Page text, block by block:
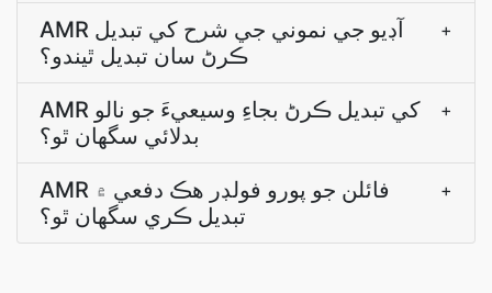
AMR آڊيو جي نموني جي شرح کي تبديل
ڪرڻ سان تبديل ٿيندو؟
+
AMR کي تبديل ڪرڻ بجاءِ وسيعيءَ جو نالو
بدلائي سگهان ٿو؟
+
AMR فائلن جو پورو فولڊر هڪ دفعي ۾
تبديل ڪري سگهان ٿو؟
+